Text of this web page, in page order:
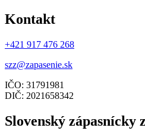
Kontakt
+421 917 476 268
szz@zapasenie.sk
IČO: 31791981
DIČ: 2021658342
Slovenský zápasnícky